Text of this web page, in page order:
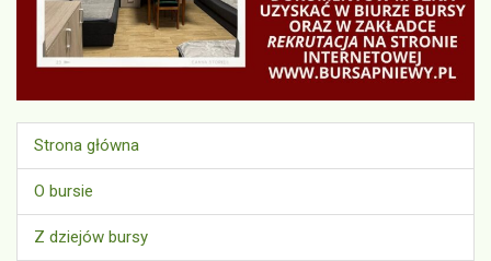
Strona główna
O bursie
Z dziejów bursy